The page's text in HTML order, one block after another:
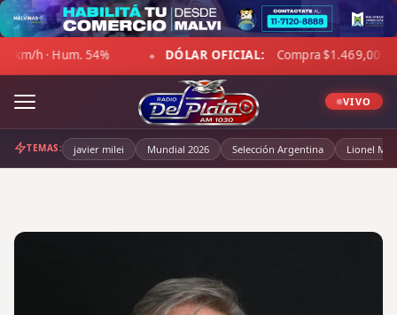
Skip
to
content
DÓLAR OFICIAL: Compra $1.469,00 · Venta $1.520,00
VIVO
TEMAS: javier milei Mundial 2026 Selección Argentina Lionel